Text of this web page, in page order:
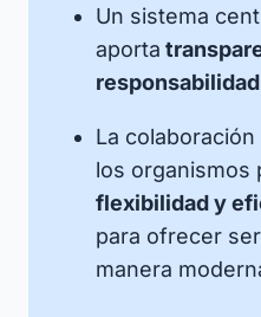
Un sistema
aporta
responsabilidad
La
los organismos
flexibilidad y
para ofrecer
manera